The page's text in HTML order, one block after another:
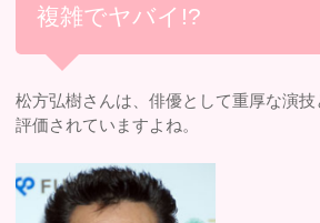
複雑でヤバイ!?
松方弘樹さんは、俳優として重厚な演技
評価されていますよね。